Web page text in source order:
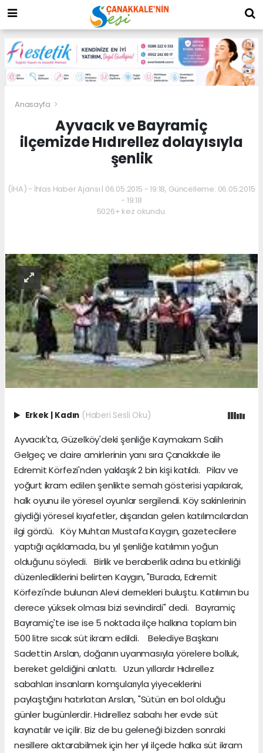
Anasayfa
Ayvacık ve Bayramiç
ilçemizde Hıdırellez dolayısıyla
şenlik
(İHA) - İhlas Haber Ajansı | 06.05.2015 - 19:18, Güncelleme: 06.05.2015
- 19:18
5026+ kez okundu.
Erkek | Kadın (Haberi Sesli Oku)
Ayvacık'ta, Güzelköy'deki şenliğe Kaymakam Salih
Gelgeç ve daire amirlerinin yanı sıra Çanakkale ile
Edremit Körfezi'nden yaklaşık 2 bin kişi katıldı. Pilav ve
yoğurt ikram edilen şenlikte semah gösterisi yapılarak,
halk oyunu ile yöresel oyunlar sergilendi. Köy sakinlerinin
giydiği yöresel kıyafetler, dışarıdan gelen katılımcılardan
ilgi gördü. Köy Muhtarı Mustafa Kaygın, gazetecilere
yaptığı açıklamada, bu yıl şenliğe katılımın yoğun
olduğunu söyledi. Birlik ve beraberlik adına bu etkinliği
düzenlediklerini belirten Kaygın, "Burada, Edremit
Körfezi'nde bulunan Alevi dernekleri buluştu. Katılımın bu
derece yüksek olması bizi sevindirdi" dedi. Bayramiç
Bayramiç'te ise ise 5 noktada ilçe halkına toplam bin
500 litre sıcak süt ikram edildi. Belediye Başkanı
Sadettin Arslan, doğanın uyanmasıyla yörelere bolluk,
bereket geldiğini anlattı. Uzun yıllardır Hıdırellez
sabahları insanların komşularıyla yiyeceklerini
paylaştığını hatırlatan Arslan, "Sütün en bol olduğu
günler bugünlerdir. Hıdırellez sabahı her evde süt
kaynatılır ve içilir. Biz de bu geleneği bizden sonraki
nesillere aktarabilmek için her yıl ilçede halka süt ikram